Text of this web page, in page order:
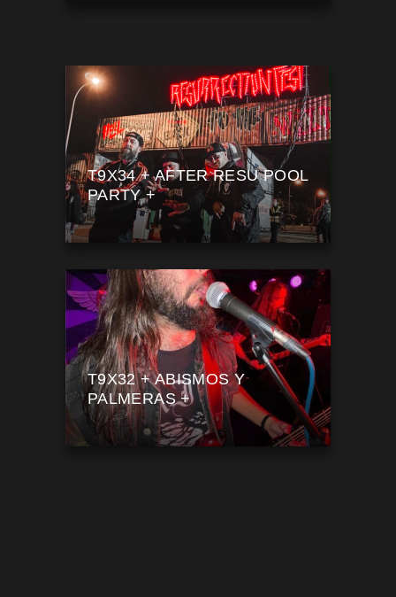
T9X34 + AFTER RESU POOL
PARTY +
T9X32 + ABISMOS Y
PALMERAS +